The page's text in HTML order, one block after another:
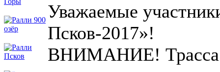
Уважаемые
Псков-2017»!
ВНИМАНИЕ! Трасса